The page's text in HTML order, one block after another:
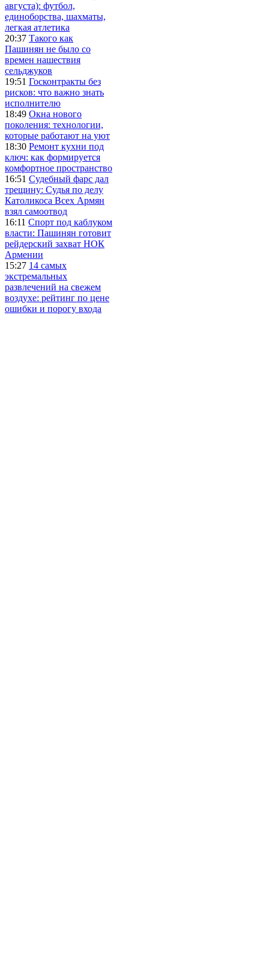
августа): футбол,
единоборства, шахматы,
легкая атлетика
20:37 Такого как
Пашинян не было со
времен нашествия
сельджуков
19:51 Госконтракты без
рисков: что важно знать
исполнителю
18:49 Окна нового
поколения: технологии,
которые работают на уют
18:30 Ремонт кухни под
ключ: как формируется
комфортное пространство
16:51 Судебный фарс дал
трещину: Судья по делу
Католикоса Всех Армян
взял самоотвод
16:11 Спорт под каблуком
власти: Пашинян готовит
рейдерский захват НОК
Армении
15:27 14 самых
экстремальных
развлечений на свежем
воздухе: рейтинг по цене
ошибки и порогу входа